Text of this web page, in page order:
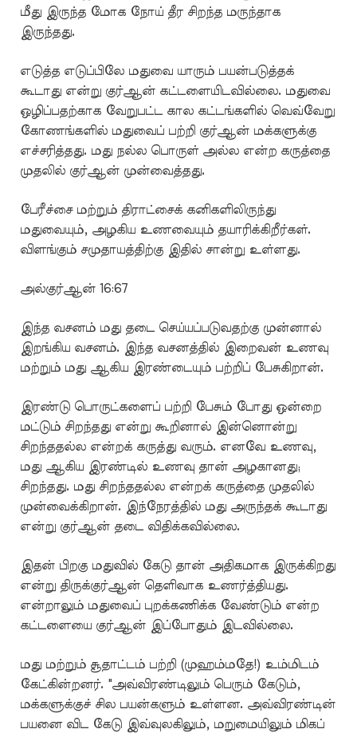
மீது இருந்த மோக நோய் தீர சிறந்த மருந்தாக
இருந்தது.
எடுத்த எடுப்பிலே மதுவை யாரும் பயன்படுத்தக்
கூடாது என்று குர்ஆன் கட்டளையிடவில்லை. மதுவை
ஒழிப்பதற்காக வேறுபட்ட கால கட்டங்களில் வெவ்வேறு
கோணங்களில் மதுவைப் பற்றி குர்ஆன் மக்களுக்கு
எச்சரித்தது. மது நல்ல பொருள் அல்ல என்ற கருத்தை
முதலில் குர்ஆன் முன்வைத்தது.
பேரீச்சை மற்றும் திராட்சைக் கனிகளிலிருந்து
மதுவையும், அழகிய உணவையும் தயாரிக்கிறீர்கள்.
விளங்கும் சமுதாயத்திற்கு இதில் சான்று உள்ளது.
அல்குர்ஆன் 16:67
இந்த வசனம் மது தடை செய்யப்படுவதற்கு முன்னால்
இறங்கிய வசனம். இந்த வசனத்தில் இறைவன் உணவு
மற்றும் மது ஆகிய இரண்டையும் பற்றிப் பேசுகிறான்.
இரண்டு பொருட்களைப் பற்றி பேசும் போது ஒன்றை
மட்டும் சிறந்தது என்று கூறினால் இன்னொன்று
சிறந்ததல்ல என்றக் கருத்து வரும். எனவே உணவு,
மது ஆகிய இரண்டில் உணவு தான் அழகானது;
சிறந்தது. மது சிறந்ததல்ல என்றக் கருத்தை முதலில்
முன்வைக்கிறான். இந்நேரத்தில் மது அருந்தக் கூடாது
என்று குர்ஆன் தடை விதிக்கவில்லை.
இதன் பிறகு மதுவில் கேடு தான் அதிகமாக இருக்கிறது
என்று திருக்குர்ஆன் தெளிவாக உணர்த்தியது.
என்றாலும் மதுவைப் புறக்கணிக்க வேண்டும் என்ற
கட்டளையை குர்ஆன் இப்போதும் இடவில்லை.
மது மற்றும் சூதாட்டம் பற்றி (முஹம்மதே!) உம்மிடம்
கேட்கின்றனர். "அவ்விரண்டிலும் பெரும் கேடும்,
மக்களுக்குச் சில பயன்களும் உள்ளன. அவ்விரண்டின்
பயனை விட கேடு இவ்வுலகிலும், மறுமையிலும் மிகப்